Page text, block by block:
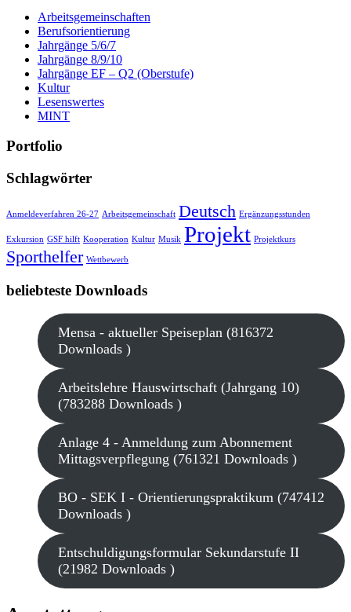
Arbeitsgemeinschaften
Berufsorientierung
Jahrgänge 5/6/7
Jahrgänge 8/9/10
Jahrgänge EF – Q2 (Oberstufe)
Kultur
Lesenswertes
MINT
Portfolio
Schlagwörter
Anmeldeverfahren 26-27 Arbeitsgemeinschaft Deutsch Ergänzungsstunden
Exkursion GSF hilft Kooperation Kultur Musik Projekt Projektkurs
Sporthelfer Wettbewerb
beliebteste Downloads
Mensa - aktueller Speiseplan (816372
Downloads )
Arbeitslehre Hauswirtschaft (Jahrgang 10)
(783288 Downloads )
Anlage 4 - Anmeldung zum Abonnement
Mittagsverpflegung (761321 Downloads )
BO - SEK I - Orientierungspraktikum (747412
Downloads )
Entschuldigungsformular Sekundarstufe II
(21982 Downloads )